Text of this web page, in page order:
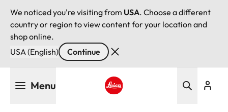
We noticed you're visiting from USA. Choose a different
country or region to view content for your location and
shop online.
USA (English)
Continue
Menu